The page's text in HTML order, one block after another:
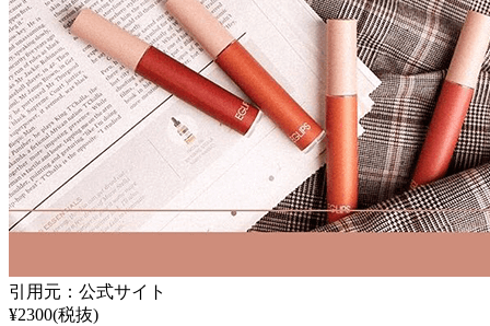
引用元：公式サイト
¥2300(税抜)